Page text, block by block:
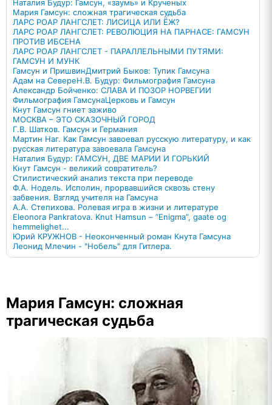
Наталия Будур: Гамсун, «заумь» и Крученых
Мария Гамсун: сложная трагическая судьба
ЛАРС РОАР ЛАНГСЛЕТ: ЛИСИЦА ИЛИ ЁЖ?
ЛАРС РОАР ЛАНГСЛЕТ: РЕВОЛЮЦИЯ НА ПАРНАСЕ: ГАМСУН
ПРОТИВ ИБСЕНА
ЛАРС РОАР ЛАНГСЛЕТ - ПАРАЛЛЕЛЬНЫМИ ПУТЯМИ:
ГАМСУН И МУНК
Гамсун и ПришвинДмитрий Быков: Тупик Гамсуна
Адам на СевереН.В. Будур: Фильмография Гамсуна
Александр Бойченко: СЛАВА И ПОЗОР НОРВЕГИИ
Фильмография ГамсунаЦерковь и Гамсун
Кнут Гамсун гниет заживо
МОСКВА – ЭТО СКАЗОЧНЫЙ ГОРОД
Г.В. Шатков. Гамсун и Германия
Мартин Наг. Как Гамсун завоевал русскую литературу, и как
русская литература завоевала Гамсуна
Наталия Будур: ГАМСУН, ДВЕ МАРИИ И ГОРЬКИЙ
Кнут Гамсун - великий совратитель?
Стилистический анализ текста при переводе
Ф.А. Нодель. Исполин, прорвавшийся сквозь стену
забвения. Взгляд учителя на Гамсуна
А.А. Степихова. Ролевая игра в жизни и литературе
Eleonora Pankratova. Knut Hamsun – ”Enigma”, gaate og
hemmelighet...
Юрий КРУЖНОВ - Неоконченный роман Кнута Гамсуна
Леонид Млечин - "Нобель" для Гитлера.
Мария Гамсун: сложная
трагическая судьба